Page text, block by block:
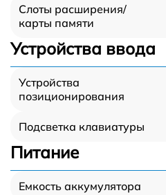
Слоты расширения/
карты памяти
Устройства ввода
Устройства
позиционирования
Подсветка клавиатуры
Питание
Емкость аккумулятора